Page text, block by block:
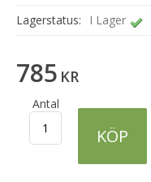
Lagerstatus: I Lager
785 KR
Antal
KÖP